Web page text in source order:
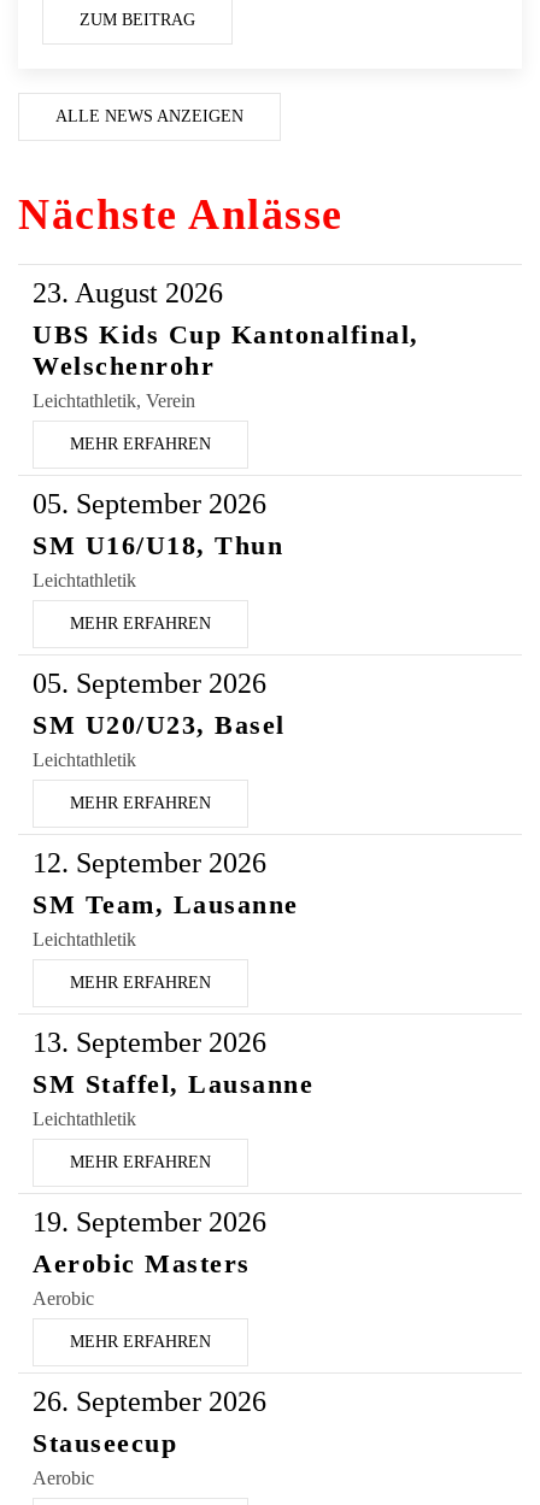
ZUM BEITRAG
ALLE NEWS ANZEIGEN
Nächste Anlässe
23. August 2026
UBS Kids Cup Kantonalfinal,
Welschenrohr
Leichtathletik, Verein
MEHR ERFAHREN
05. September 2026
SM U16/U18, Thun
Leichtathletik
MEHR ERFAHREN
05. September 2026
SM U20/U23, Basel
Leichtathletik
MEHR ERFAHREN
12. September 2026
SM Team, Lausanne
Leichtathletik
MEHR ERFAHREN
13. September 2026
SM Staffel, Lausanne
Leichtathletik
MEHR ERFAHREN
19. September 2026
Aerobic Masters
Aerobic
MEHR ERFAHREN
26. September 2026
Stauseecup
Aerobic